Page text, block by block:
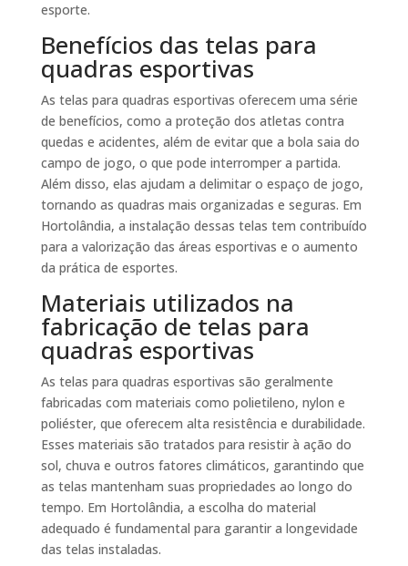
esporte.
Benefícios das telas para
quadras esportivas
As telas para quadras esportivas oferecem uma série
de benefícios, como a proteção dos atletas contra
quedas e acidentes, além de evitar que a bola saia do
campo de jogo, o que pode interromper a partida.
Além disso, elas ajudam a delimitar o espaço de jogo,
tornando as quadras mais organizadas e seguras. Em
Hortolândia, a instalação dessas telas tem contribuído
para a valorização das áreas esportivas e o aumento
da prática de esportes.
Materiais utilizados na
fabricação de telas para
quadras esportivas
As telas para quadras esportivas são geralmente
fabricadas com materiais como polietileno, nylon e
poliéster, que oferecem alta resistência e durabilidade.
Esses materiais são tratados para resistir à ação do
sol, chuva e outros fatores climáticos, garantindo que
as telas mantenham suas propriedades ao longo do
tempo. Em Hortolândia, a escolha do material
adequado é fundamental para garantir a longevidade
das telas instaladas.